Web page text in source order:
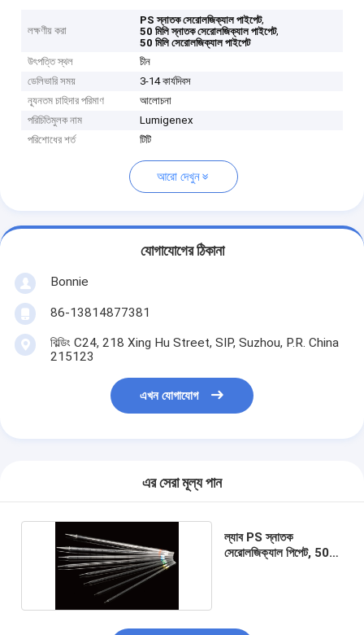
লক্ষণীয় করা
PS স্নাতক সেরোলজিক্যাল পাইপেট,
50 মিলি স্নাতক সেরোলজিক্যাল পাইপেট,
50 মিলি সেরোলজিক্যাল পাইপেট
উৎপত্তি স্থল
চীন
ডেলিভারি সময়
3-14 কার্যদিবস
ন্যূনতম চাহিদার পরিমাণ
আলোচনা
পরিচিতিমুলক নাম
Lumigenex
পরিশোধের শর্ত
টিটি
আরো দেখুন
যোগাযোগের ঠিকানা
Bonnie
86-13814877381
বিল্ডিং C24, 218 Xing Hu Street, SIP, Suzhou, P.R. China
215123
এখন যোগাযোগ
এর সেরা মূল্য পান
ল্যাব PS স্নাতক
সেরোলজিক্যাল পিপেট, 50